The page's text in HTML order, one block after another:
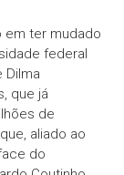
em ter mudado
federal
Dilma
que já
de
aliado ao
do